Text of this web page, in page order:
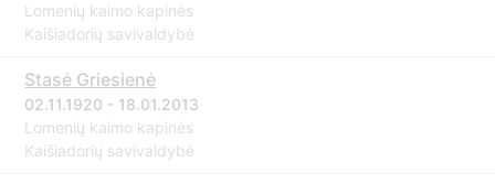
Lomenių kaimo kapinės
Kaišiadorių savivaldybė
Stasė Griesienė
02.11.1920 - 18.01.2013
Lomenių kaimo kapinės
Kaišiadorių savivaldybė